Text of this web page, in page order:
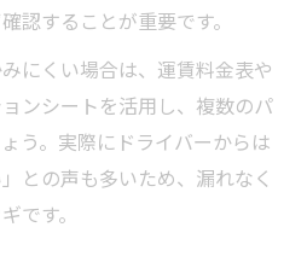
認することが重要です。
にくい場合は、運賃料金表や
ンシートを活用し、複数のパ
う。実際にドライバーからは
との声も多いため、漏れなく
です。